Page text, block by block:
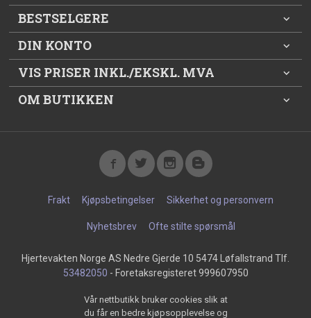
BESTSELGERE
DIN KONTO
VIS PRISER INKL./EKSKL. MVA
OM BUTIKKEN
Frakt Kjøpsbetingelser Sikkerhet og personvern
Nyhetsbrev Ofte stilte spørsmål
Hjertevakten Norge AS Nedre Gjerde 10 5474 Løfallstrand Tlf.
53482050 - Foretaksregisteret 999607950
Vår nettbutikk bruker cookies slik at
du får en bedre kjøpsopplevelse og